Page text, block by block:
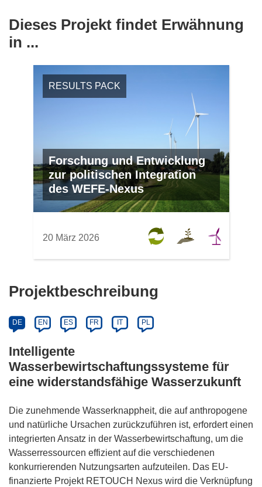
Dieses Projekt findet Erwähnung
in ...
RESULTS PACK
Forschung und Entwicklung
zur politischen Integration
des WEFE-Nexus
20 März 2026
Projektbeschreibung
DE EN ES FR IT PL
Intelligente
Wasserbewirtschaftungssysteme für
eine widerstandsfähige Wasserzukunft
Die zunehmende Wasserknappheit, die auf anthropogene
und natürliche Ursachen zurückzuführen ist, erfordert einen
integrierten Ansatz in der Wasserbewirtschaftung, um die
Wasserressourcen effizient auf die verschiedenen
konkurrierenden Nutzungsarten aufzuteilen. Das EU-
finanzierte Projekt RETOUCH Nexus wird die Verknüpfung